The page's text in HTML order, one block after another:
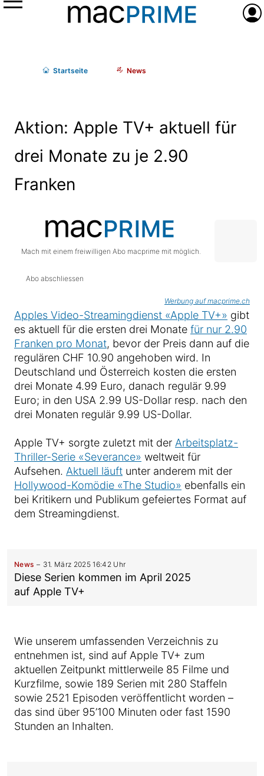
Menü
Startseite News
Aktion: Apple TV+ aktuell für
drei Monate zu je 2.90
Franken
Mach mit einem freiwilligen Abo macprime mit möglich.
Abo abschliessen
Werbung auf macprime.ch
Apples Video-Streamingdienst «Apple TV+» gibt
es aktuell für die ersten drei Monate für nur 2.90
Franken pro Monat, bevor der Preis dann auf die
regulären CHF 10.90 angehoben wird. In
Deutschland und Österreich kosten die ersten
drei Monate 4.99 Euro, danach regulär 9.99
Euro; in den USA 2.99 US-Dollar resp. nach den
drei Monaten regulär 9.99 US-Dollar.
Apple TV+ sorgte zuletzt mit der Arbeitsplatz-
Thriller-Serie «Severance» weltweit für
Aufsehen. Aktuell läuft unter anderem mit der
Hollywood-Komödie «The Studio» ebenfalls ein
bei Kritikern und Publikum gefeiertes Format auf
dem Streamingdienst.
News 31. März 2025 16:42 Uhr
Diese Serien kommen im April 2025
auf Apple TV+
Wie unserem umfassenden Verzeichnis zu
entnehmen ist, sind auf Apple TV+ zum
aktuellen Zeitpunkt mittlerweile 85 Filme und
Kurzfilme, sowie 189 Serien mit 280 Staffeln
sowie 2521 Episoden veröffentlicht worden –
das sind über 95’100 Minuten oder fast 1590
Stunden an Inhalten.